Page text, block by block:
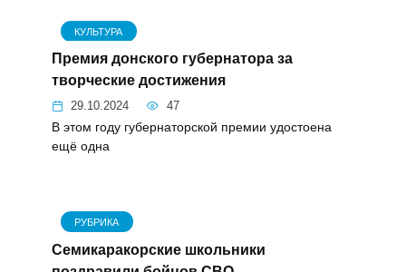
КУЛЬТУРА
Премия донского губернатора за
творческие достижения
29.10.2024 47
В этом году губернаторской премии удостоена
ещё одна
РУБРИКА
Семикаракорские школьники